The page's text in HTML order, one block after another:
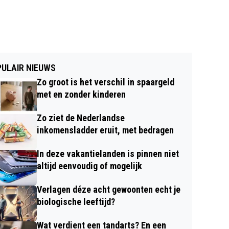
NIEUWS
Zo groot is het verschil in spaargeld
met en zonder kinderen
Zo ziet de Nederlandse
inkomensladder eruit, met bedragen
In deze vakantielanden is pinnen niet
altijd eenvoudig of mogelijk
Verlagen déze acht gewoonten echt je
biologische leeftijd?
Wat verdient een tandarts? En een